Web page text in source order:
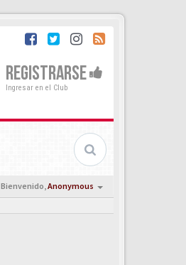
REGISTRARSE
Ingresar en el Club
Bienvenido,Anonymous